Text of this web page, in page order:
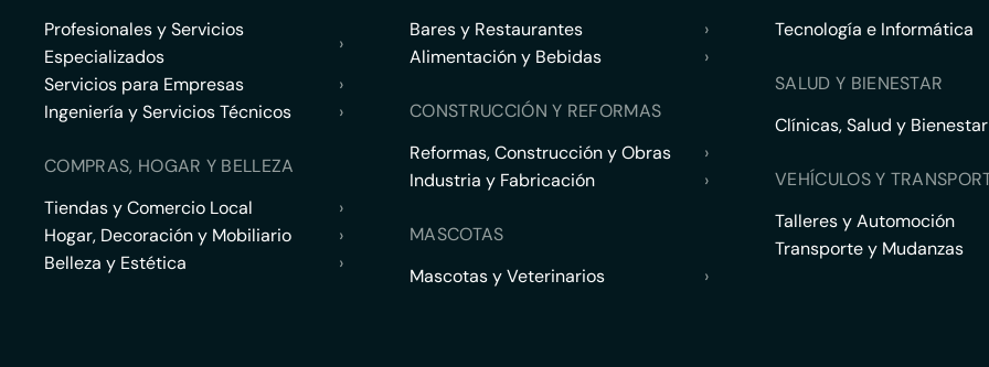
Profesionales y Servicios
Especializados
›
Servicios para Empresas
›
Ingeniería y Servicios Técnicos
›
COMPRAS, HOGAR Y BELLEZA
Tiendas y Comercio Local
›
Hogar, Decoración y Mobiliario
›
Belleza y Estética
›
Bares y Restaurantes
›
Alimentación y Bebidas
›
CONSTRUCCIÓN Y REFORMAS
Reformas, Construcción y Obras
›
Industria y Fabricación
›
MASCOTAS
Mascotas y Veterinarios
›
Tecnología e Informática
SALUD Y BIENESTAR
Clínicas, Salud y Bienestar
VEHÍCULOS Y
Talleres y Automoción
Transporte y Mudanzas